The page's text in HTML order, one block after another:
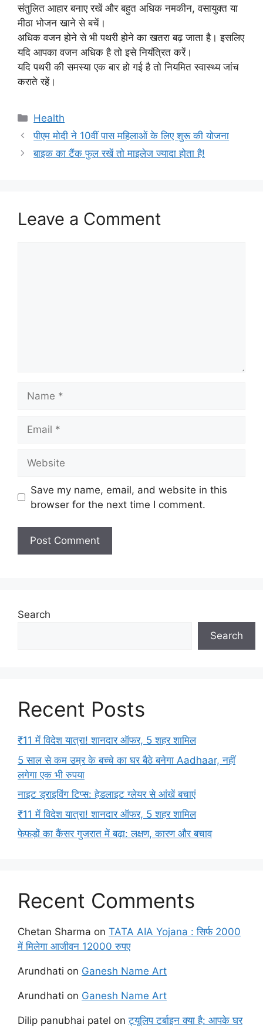
संतुलित आहार बनाए रखें और बहुत अधिक नमकीन, वसायुक्त या
मीठा भोजन खाने से बचें।
अधिक वजन होने से भी पथरी होने का खतरा बढ़ जाता है। इसलिए
यदि आपका वजन अधिक है तो इसे नियंत्रित करें।
यदि पथरी की समस्या एक बार हो गई है तो नियमित स्वास्थ्य जांच
कराते रहें।
Categories
Health
पीएम मोदी ने 10वीं पास महिलाओं के लिए शुरू की योजना
बाइक का टैंक फुल रखें तो माइलेज ज्यादा होता है!
Leave a Comment
Save my name, email, and website in this
browser for the next time I comment.
Search
Search
Recent Posts
₹11 में विदेश यात्रा! शानदार ऑफर, 5 शहर शामिल
5 साल से कम उम्र के बच्चे का घर बैठे बनेगा Aadhaar, नहीं
लगेगा एक भी रुपया
नाइट ड्राइविंग टिप्स: हेडलाइट ग्लेयर से आंखें बचाएं
₹11 में विदेश यात्रा! शानदार ऑफर, 5 शहर शामिल
फेफड़ों का कैंसर गुजरात में बढ़ा: लक्षण, कारण और बचाव
Recent Comments
Chetan Sharma on TATA AIA Yojana : सिर्फ 2000
में मिलेगा आजीवन 12000 रुपए
Arundhati on Ganesh Name Art
Arundhati on Ganesh Name Art
Dilip panubhai patel onट्यूलिप टर्बाइन क्या है: आपके घर